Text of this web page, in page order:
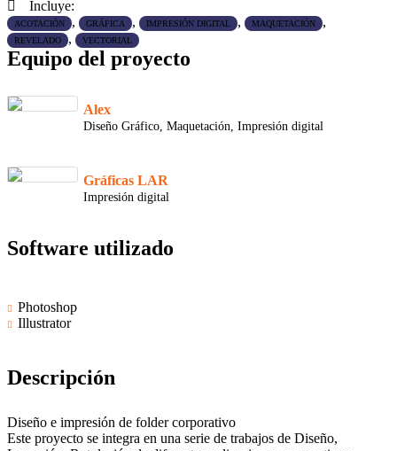
Incluye:
ACOTACIÓN , GRÁFICA , IMPRESIÓN DIGITAL , MAQUETACIÓN ,
REVELADO , VECTORIAL
Equipo del proyecto
Alex
Diseño Gráfico, Maquetación, Impresión digital
Gráficas LAR
Impresión digital
Software utilizado
Photoshop
Illustrator
Descripción
Diseño e impresión de folder corporativo
Este proyecto se integra en una serie de trabajos de Diseño,